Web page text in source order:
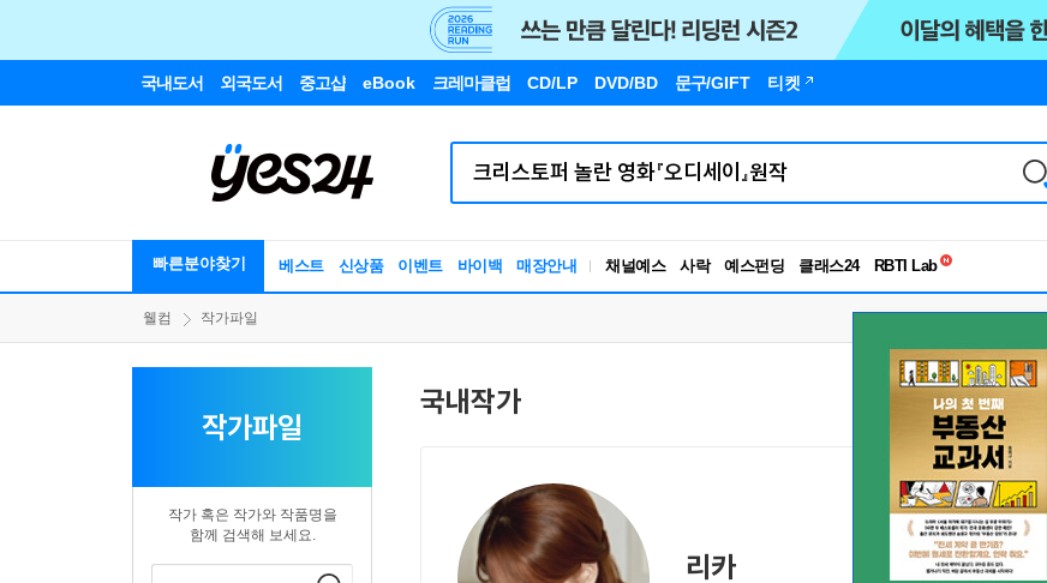
국내도서 외국도서 중고샵 eBook 크레마클럽 CD/LP DVD/BD 문구/GIFT 티켓
빠른분야찾기 베스트 신상품 이벤트 바이백 매장안내 채널예스 사락 예스펀딩 클래스24
RBTI Lab
독서유형검사
웰컴 작가파일
작가파일
작가 혹은 작가와 작품명을
함께 검색해 보세요.
국내작가
리카